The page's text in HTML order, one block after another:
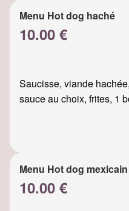
Menu Hot dog haché
10.00 €
Saucisse, viande
sauce au choix, frites, 1
Menu Hot dog mexicain
10.00 €